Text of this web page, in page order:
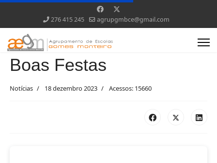
276 415 245 agrupgmbce@gmail.com
Boas Festas
Notícias 18 dezembro 2023 Acessos: 15660